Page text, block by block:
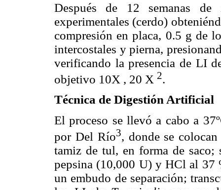
Después de 12 semanas
experimentales (cerdo)
compresión en placa, 0.5 g de
intercostales y pierna,
verificando la presencia de LI
objetivo 10X , 20 X 2.
Técnica de Digestión Artificial
El proceso se llevó a cabo a
por Del Río3, donde se
tamiz de tul, en forma de
pepsina (10,000 U) y HCl al 37
un embudo de separación;